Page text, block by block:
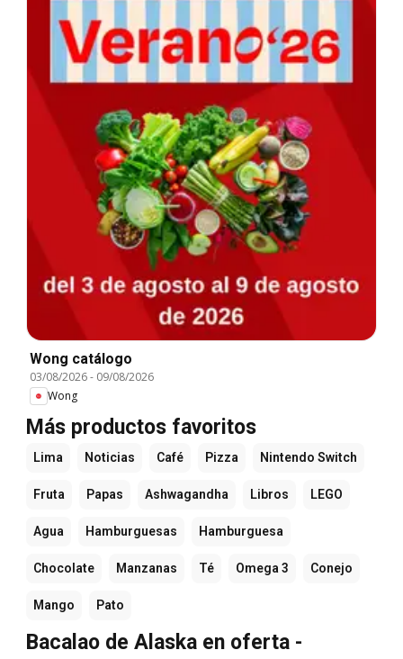
Wong catálogo
03/08/2026- 09/08/2026
Wong
Más productos favoritos
Lima Noticias Café Pizza Nintendo Switch
Fruta Papas Ashwagandha Libros LEGO
Agua Hamburguesas Hamburguesa
Chocolate Manzanas Té Omega 3 Conejo
Mango Pato
Bacalao de Alaska en oferta -